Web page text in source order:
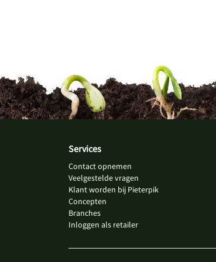
Services
Contact opnemen
Veelgestelde vragen
Klant worden bij Pieterpik
Concepten
Branches
Inloggen als retailer